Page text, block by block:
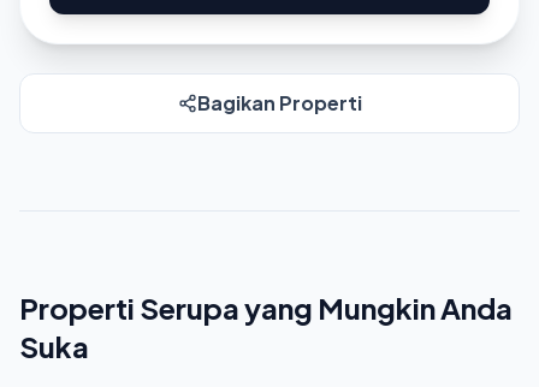
Bagikan Properti
Properti Serupa yang Mungkin Anda
Suka